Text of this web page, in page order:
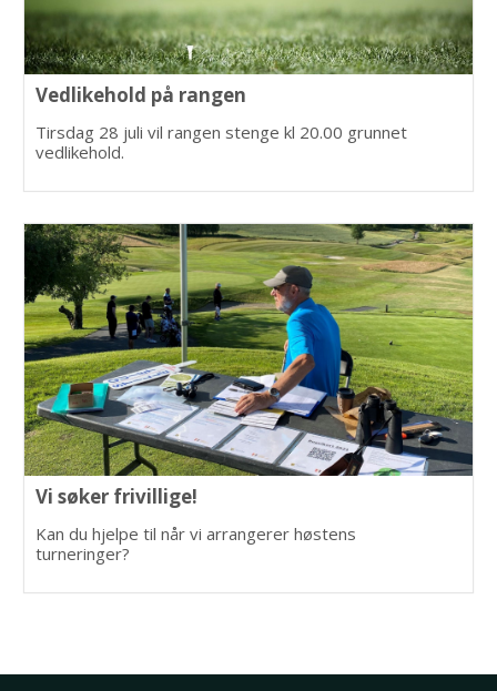
Vedlikehold på rangen
Tirsdag 28 juli vil rangen stenge kl 20.00 grunnet
vedlikehold.
Vi søker frivillige!
Kan du hjelpe til når vi arrangerer høstens
turneringer?